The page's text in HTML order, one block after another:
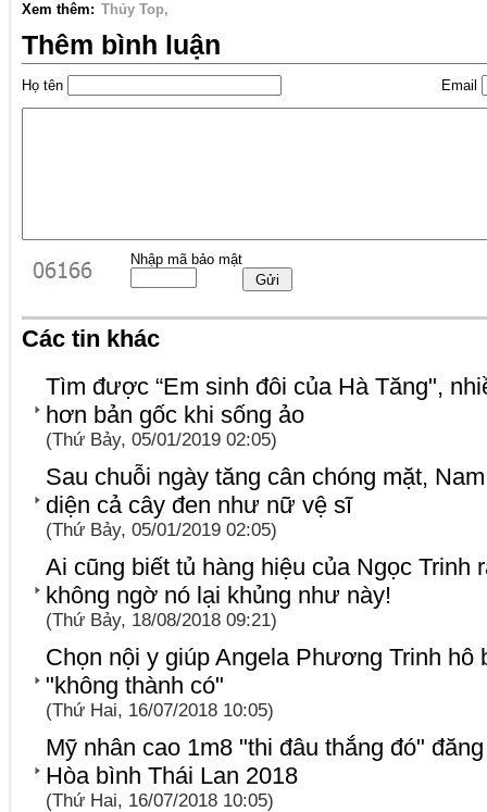
Xem thêm: Thủy Top
Thêm bình luận
Họ tên Email
Nhập mã bảo mật
Các tin khác
Tìm được “Em sinh đôi của Hà Tăng",
hơn bản gốc khi sống ảo
(Thứ Bảy, 05/01/2019 02:05)
Sau chuỗi ngày tăng cân chóng mặt,
diện cả cây đen như nữ vệ sĩ
(Thứ Bảy, 05/01/2019 02:05)
Ai cũng biết tủ hàng hiệu của Ngọc Trinh
không ngờ nó lại khủng như này!
(Thứ Bảy, 18/08/2018 09:21)
Chọn nội y giúp Angela Phương Trinh hô
"không thành có"
(Thứ Hai, 16/07/2018 10:05)
Mỹ nhân cao 1m8 "thi đâu thắng đó"
Hòa bình Thái Lan 2018
(Thứ Hai, 16/07/2018 10:05)